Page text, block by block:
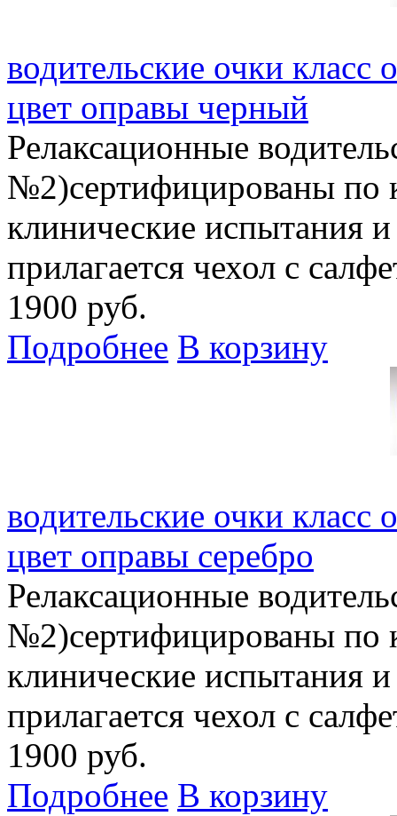
водительские очки
цвет оправы черный
Релаксационные
№2)сертифицированы по
клинические испытания
прилагается чехол с
1900 руб.
Подробнее В корзину
водительские очки
цвет оправы серебро
Релаксационные
№2)сертифицированы по
клинические испытания
прилагается чехол с
1900 руб.
Подробнее В корзину